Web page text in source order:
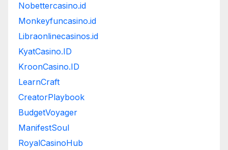
Nobettercasino.id
Monkeyfuncasino.id
Libraonlinecasinos.id
KyatCasino.ID
KroonCasino.ID
LearnCraft
CreatorPlaybook
BudgetVoyager
ManifestSoul
RoyalCasinoHub